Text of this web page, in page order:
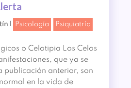
| Psicología Psiquiatría
o Celotipia Los Celos
que ya se
publicación anterior, son
en la vida de